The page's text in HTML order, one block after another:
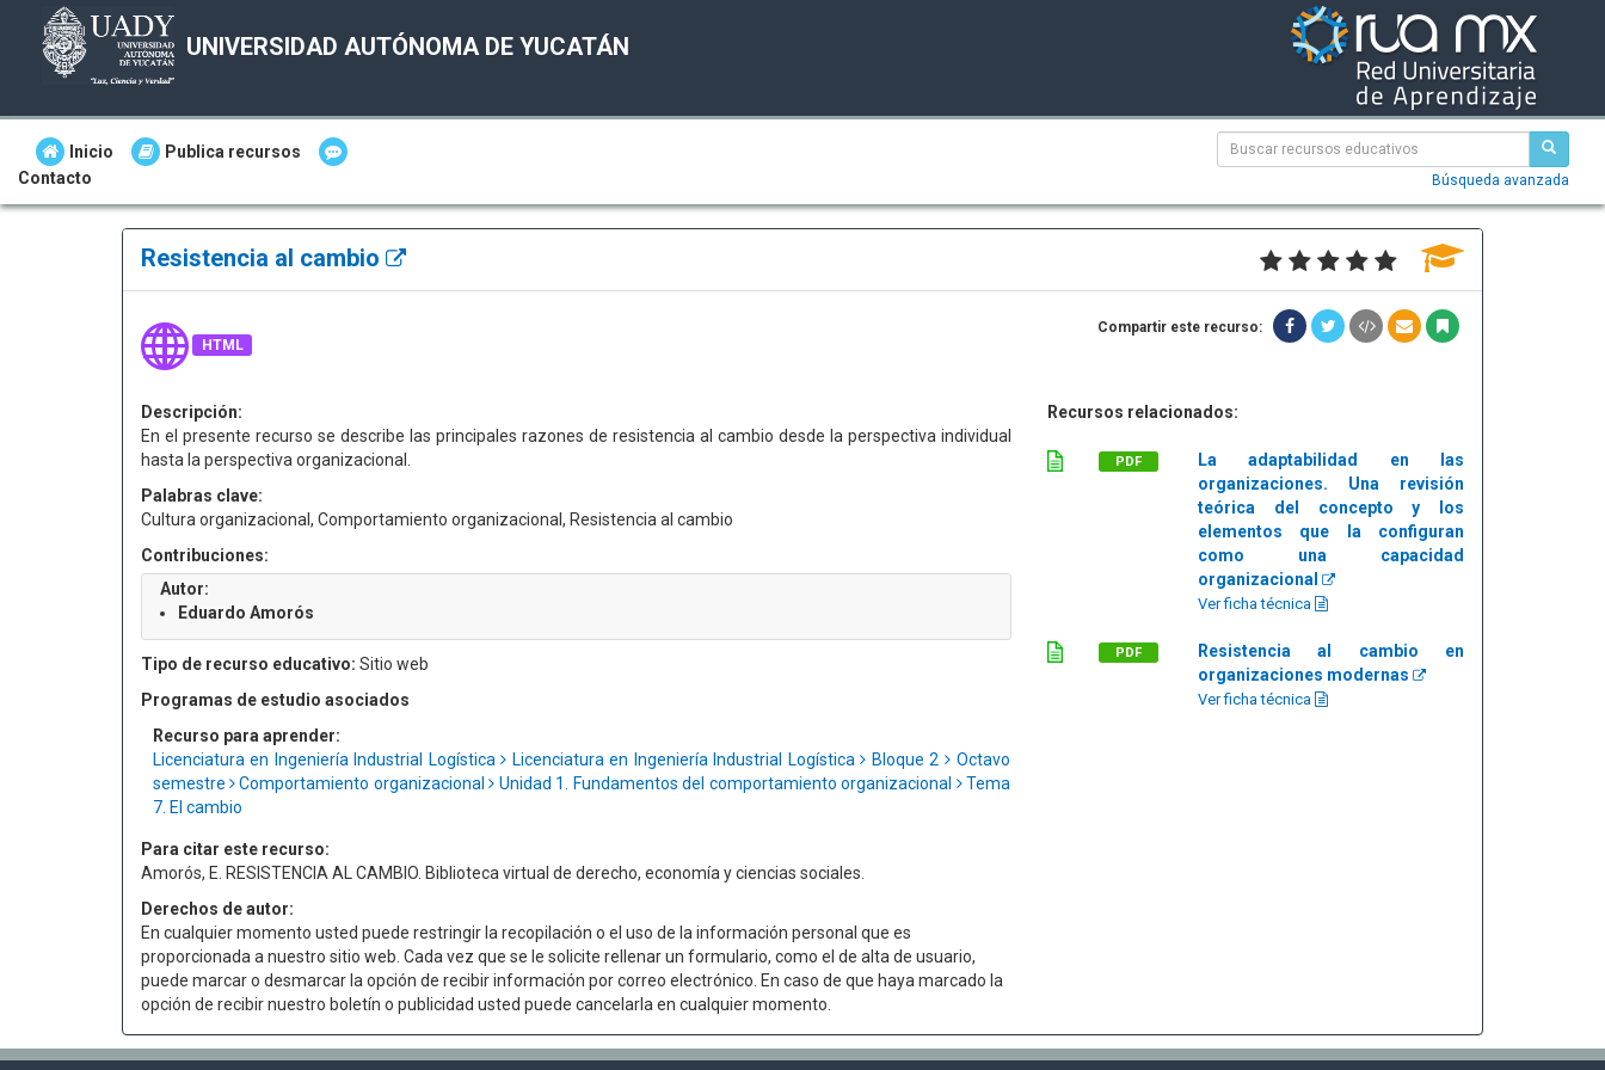
UNIVERSIDAD AUTÓNOMA DE YUCATÁN
Inicio
Publica recursos
Contacto
Búsqueda avanzada
Resistencia al cambio
HTML
Compartir este recurso:
Descripción:
En el presente recurso se describe las principales razones de resistencia al cambio desde la perspectiva individual
hasta la perspectiva organizacional.
Palabras clave:
Cultura organizacional, Comportamiento organizacional, Resistencia al cambio
Contribuciones:
Autor:
Eduardo Amorós
Tipo de recurso educativo: Sitio web
Programas de estudio asociados
Recurso para aprender:
Licenciatura en Ingeniería Industrial Logística
Licenciatura en Ingeniería Industrial Logística Bloque 2
Octavo
semestre
Comportamiento organizacional Unidad 1. Fundamentos del comportamiento organizacional
Tema
7. El cambio
Para citar este recurso:
Amorós, E. RESISTENCIA AL CAMBIO. Biblioteca virtual de derecho, economía y ciencias sociales.
Derechos de autor:
En cualquier momento usted puede restringir la recopilación o el uso de la información personal que es
proporcionada a nuestro sitio web. Cada vez que se le solicite rellenar un formulario, como el de alta de usuario,
puede marcar o desmarcar la opción de recibir información por correo electrónico. En caso de que haya marcado la
opción de recibir nuestro boletín o publicidad usted puede cancelarla en cualquier momento.
Recursos relacionados:
PDF
La adaptabilidad en las
organizaciones. Una revisión
teórica del concepto y los
elementos que la configuran
como una capacidad
organizacional
Ver ficha técnica
PDF
Resistencia al cambio en
organizaciones modernas
Ver ficha técnica